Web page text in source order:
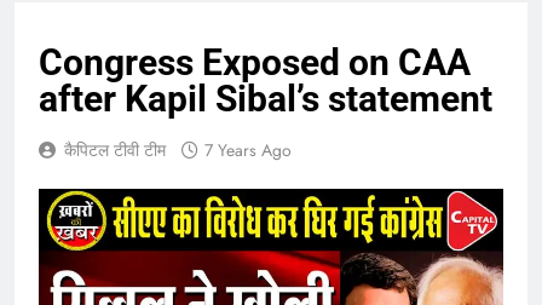
Congress Exposed on CAA
after Kapil Sibal’s statement
कैपिटल टीवी टीम 7 Years Ago